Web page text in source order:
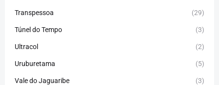
Transpessoa (29)
Túnel do Tempo (3)
Ultracol (2)
Uruburetama (5)
Vale do Jaguaribe (3)